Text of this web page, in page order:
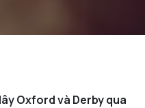
Oxford và Derby qua